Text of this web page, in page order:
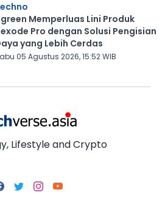
Memperluas Lini Produk
Pro dengan Solusi Pengisian
yang Lebih Cerdas
05 Agustus 2026, 15:52 WIB
Lifestyle and Crypto